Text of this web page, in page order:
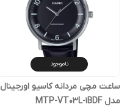
ناموجود
ساعت مچی مردانه کاسیو اورجینال
مدل MTP-VT03L-1BDF